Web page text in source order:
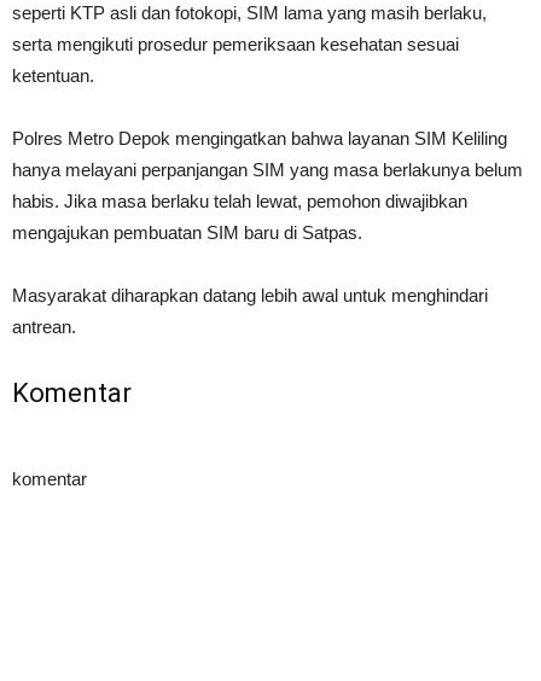
seperti KTP asli dan fotokopi, SIM lama yang masih berlaku,
serta mengikuti prosedur pemeriksaan kesehatan sesuai
ketentuan.
Polres Metro Depok mengingatkan bahwa layanan SIM Keliling
hanya melayani perpanjangan SIM yang masa berlakunya belum
habis. Jika masa berlaku telah lewat, pemohon diwajibkan
mengajukan pembuatan SIM baru di Satpas.
Masyarakat diharapkan datang lebih awal untuk menghindari
antrean.
Komentar
komentar